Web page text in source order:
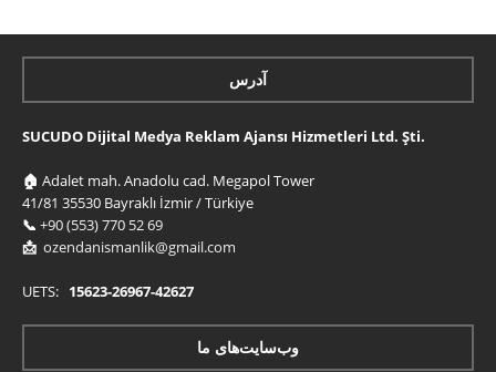
آدرس
SUCUDO Dijital Medya Reklam Ajansı Hizmetleri Ltd. Şti.
🏠 Adalet mah. Anadolu cad. Megapol Tower
41/81 35530 Bayraklı İzmir / Türkiye
📞 +90 (553) 770 52 69
📩 ozendanismanlik@gmail.com
UETS: 15623-26967-42627
وب‌سایت‌های ما